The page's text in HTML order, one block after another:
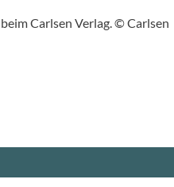
Carlsen Verlag. © Carlsen